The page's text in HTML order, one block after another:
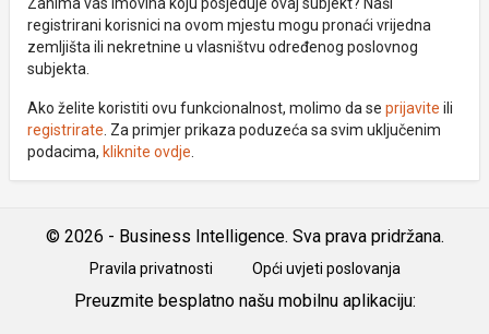
registrirani korisnici na ovom mjestu mogu pronaći vrijedna
zemljišta ili nekretnine u vlasništvu određenog poslovnog
subjekta.
Ako želite koristiti ovu funkcionalnost, molimo da se prijavite ili
registrirate . Za primjer prikaza poduzeća sa svim uključenim
podacima, kliknite ovdje
© 2026 - Business Intelligence. Sva prava pridržana.
Pravila privatnosti Opći uvjeti poslovanja
Preuzmite besplatno našu mobilnu aplikaciju: